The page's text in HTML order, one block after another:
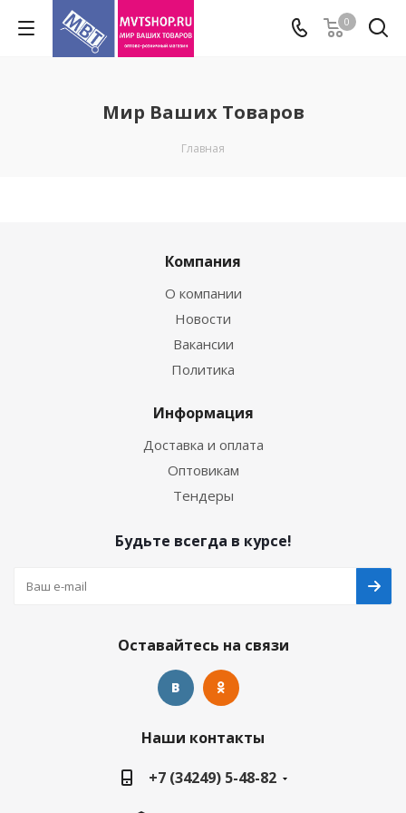
0
Мир Ваших Товаров
Главная
Компания
О компании
Новости
Вакансии
Политика
Информация
Доставка и оплата
Оптовикам
Тендеры
Будьте всегда в курсе!
Оставайтесь на связи
Наши контакты
+7 (34249) 5-48-82